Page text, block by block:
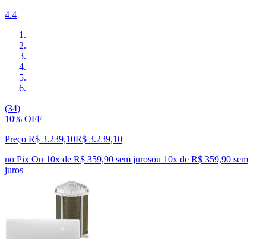
4.4
(34)
10% OFF
Preço R$ 3.239,10R$ 3.239,10
no Pix Ou 10x de R$ 359,90 sem jurosou 10x de R$ 359,90 sem
juros